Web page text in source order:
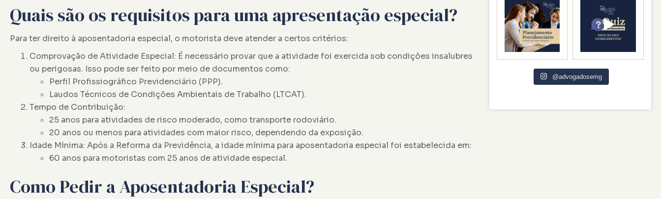
Quais são os requisitos para uma apresentação especial?
Para ter direito à aposentadoria especial, o motorista deve atender a certos critérios:
Comprovação de Atividade Especial: É necessário provar que a atividade foi exercida sob condições insalubres
ou perigosas. Isso pode ser feito por meio de documentos como:
Perfil Profissiográfico Previdenciário (PPP).
Laudos Técnicos de Condições Ambientais de Trabalho (LTCAT).
Tempo de Contribuição:
25 anos para atividades de risco moderado, como transporte rodoviário.
20 anos ou menos para atividades com maior risco, dependendo da exposição.
Idade Mínima: Após a Reforma da Previdência, a idade mínima para aposentadoria especial foi estabelecida em:
60 anos para motoristas com 25 anos de atividade especial.
Como Pedir a Aposentadoria Especial?
@advogadosemg